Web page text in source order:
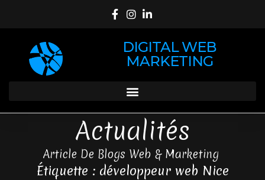
DIGITAL WEB
MARKETING
Actualités
Article De Blogs Web & Marketing
Étiquette : développeur web Nice